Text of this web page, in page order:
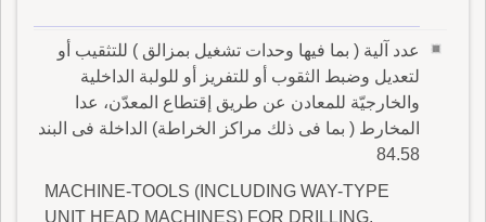
عدد آلية ( بما فيها وحدات تشغيل بمزالق ) للتثقيب أو
لتعديل وضبط الثقوب أو للتفريز أو للولبة الداخلية
والخارجيّة للمعادن عن طريق إقتطاع المعدّن، عدا
المخارط ( بما فى ذلك مراكز الخراطة) الداخلة فى البند
84.58
MACHINE-TOOLS (INCLUDING WAY-TYPE
UNIT HEAD MACHINES) FOR DRILLING,